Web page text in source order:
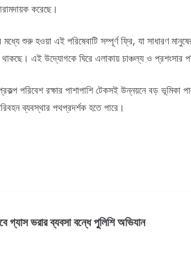
করেছে।
শুরু হওয়া এই পরিষেবাটি সম্পূর্ণ ফ্রি, যা সাধারণ
এই উদ্যোগকে ঘিরে এলাকায় চাঞ্চল্য ও প্রশংসার
পরিবেশ রক্ষার পাশাপাশি টেকসই উন্নয়নে বড়
ব্যবস্থার পথপ্রদর্শক হতে পারে।
গ্যাস ভরার ব্যবসা বন্ধে পুলিশি অভিযান